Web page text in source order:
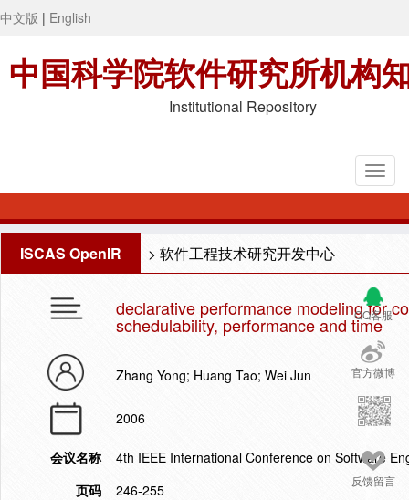
中文版 | English
中国科学院软件研究所机构
Institutional Repository
ISCAS OpenIR > 软件工程技术研究开发中心
QQ客服
官方微博
反馈留言
declarative performance modeling for
schedulability, performance and time
Zhang Yong; Huang Tao; Wei Jun
2006
会议名称
4th IEEE International Conference on Software
页码
246-255